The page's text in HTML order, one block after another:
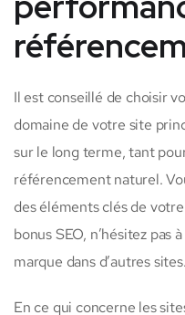
Il est conseillé de choisir
domaine de votre site
sur le long terme, tant
référencement naturel.
des éléments clés de
bonus SEO, n’hésitez
marque dans d’autres sites.
En ce qui concerne les